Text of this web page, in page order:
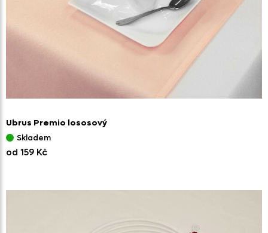
Ubrus Premio lososový
Skladem
od 159 Kč